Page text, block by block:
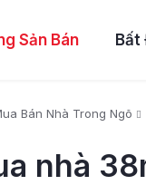
Sản Bán Bất
Bán Nhà Trong Ngõ
nhà